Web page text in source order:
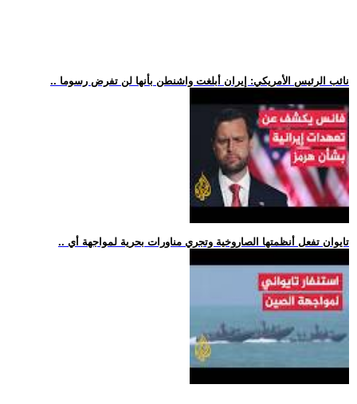
.. نائب الرئيس الأمريكي: إيران أبلغت واشنطن بأنها لن تفرض رسوما
.. تايوان تفعل أنظمتها الصاروخية وتجري مناورات بحرية لمواجهة أي